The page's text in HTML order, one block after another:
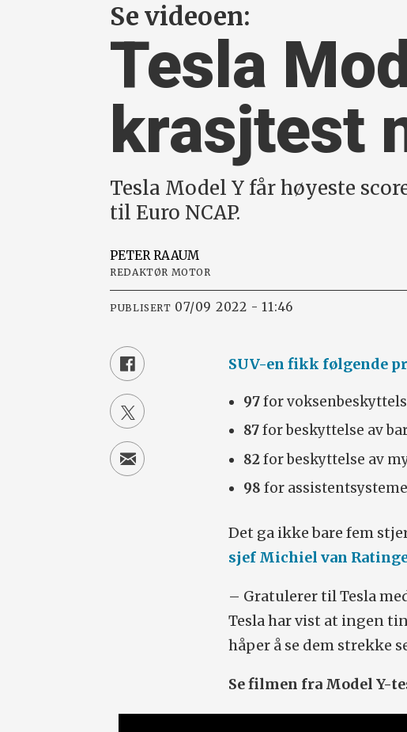
Se videoen:
Tesla
krasj­test
Tesla Model Y får høyeste
til Euro NCAP.
PETER RAAUM
REDAKTØR MOTOR
PUBLISERT 07/09 2022 - 11:46
SUV-en fikk følgende
97for
87for beskyttelse av
82for beskyttelse av
98 for
Det ga ikke bare fem
sjef Michiel van
– Gratulerer til Tesla
Tesla har vist at ingen
håper å se dem strekke
Se filmen fra Model Y-